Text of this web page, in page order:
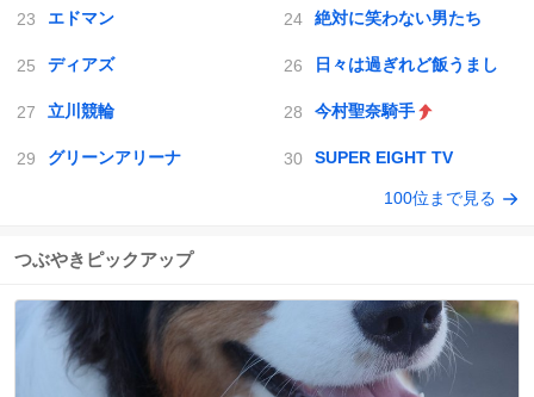
エドマン 絶対に笑わない男たち
ディアズ 日々は過ぎれど飯うまし
立川競輪 今村聖奈騎手
グリーンアリーナ SUPER EIGHT TV
100位まで見る
つぶやきピックアップ